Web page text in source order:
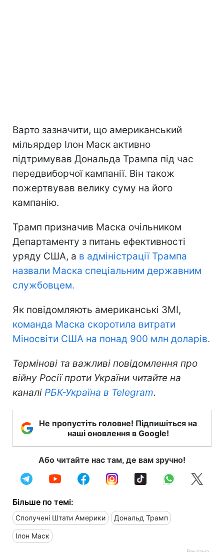
Варто зазначити, що американський
мільярдер Ілон Маск активно
підтримував Дональда Трампа під час
передвиборчої кампанії. Він також
пожертвував велику суму на його
кампанію.
Трамп призначив Маска очільником
Департаменту з питань ефективності
уряду США, а в адміністрації Трампа
назвали Маска спеціальним державним
службовцем.
Як повідомляють американські ЗМІ,
команда Маска скоротила витрати
Міносвіти США на понад 900 млн доларів.
Термінові та важливі повідомлення про
війну Росії проти України читайте на
каналі РБК-Україна в Telegram.
Не пропустіть головне! Підпишіться на
наші оновлення в Google!
Або читайте нас там, де вам зручно!
Більше по темі:
Сполучені Штати Америки Дональд Трамп
Ілон Маск